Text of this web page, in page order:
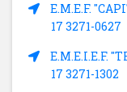
E.M.E.F.
17 3271-0627
E.M.E.I.E.F.
17 3271-1302